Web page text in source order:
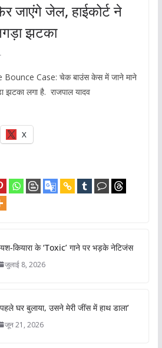
जाएंगे जेल, हाईकोर्ट ने
झटका
Bounce Case: चेक बाउंस केस में जाने माने
झटका लगा है. राजपाल यादव
X
यश-कियारा के ‘Toxic’ गाने पर भड़के नेटिजंस
जुलाई 8, 2026
पहले घर बुलाया, उसने मेरी जींस में हाथ डाला’
जून 21, 2026